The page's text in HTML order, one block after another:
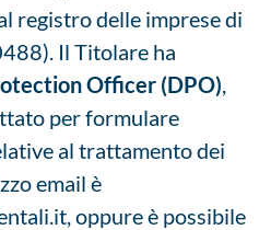
registro delle imprese di
Il Titolare ha
Officer (DPO),
per formulare
al trattamento dei
email è
oppure è possibile